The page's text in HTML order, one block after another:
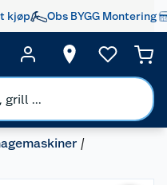
kjøp Obs BYGG Montering